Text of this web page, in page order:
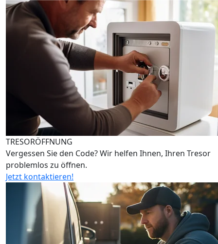
TRESORÖFFNUNG
Vergessen Sie den Code? Wir helfen Ihnen, Ihren Tresor
problemlos zu öffnen.
Jetzt kontaktieren!